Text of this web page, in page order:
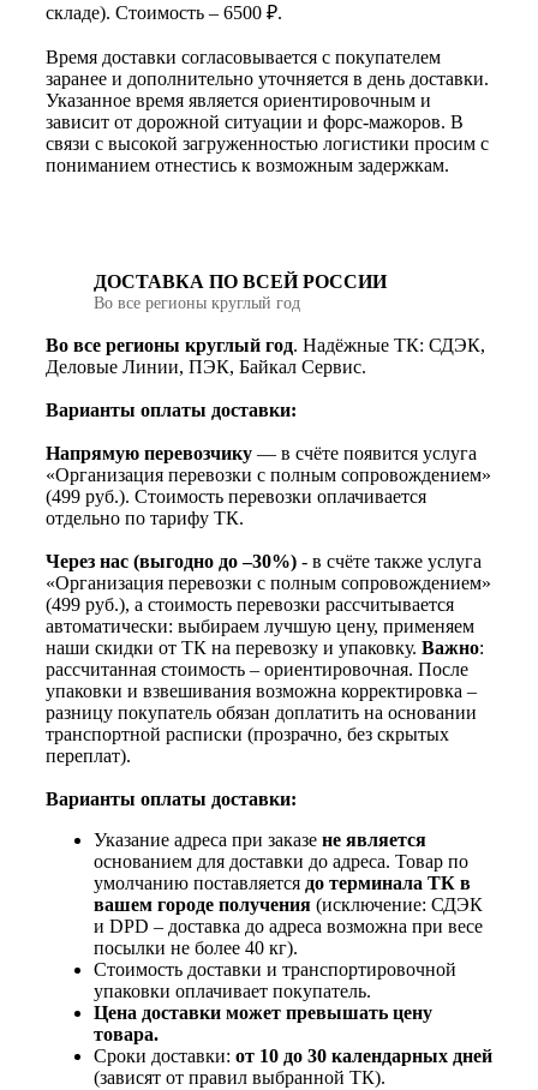
складе). Стоимость – 6500 ₽.
Время доставки согласовывается с покупателем
заранее и дополнительно уточняется в день доставки.
Указанное время является ориентировочным и
зависит от дорожной ситуации и форс-мажоров. В
связи с высокой загруженностью логистики просим с
пониманием отнестись к возможным задержкам.
ДОСТАВКА ПО ВСЕЙ РОССИИ
Во все регионы круглый год
Во все регионы круглый год. Надёжные ТК: СДЭК,
Деловые Линии, ПЭК, Байкал Сервис.
Варианты оплаты доставки:
Напрямую перевозчику — в счёте появится услуга
«Организация перевозки с полным сопровождением»
(499 руб.). Стоимость перевозки оплачивается
отдельно по тарифу ТК.
Через нас (выгодно до –30%) - в счёте также услуга
«Организация перевозки с полным сопровождением»
(499 руб.), а стоимость перевозки рассчитывается
автоматически: выбираем лучшую цену, применяем
наши скидки от ТК на перевозку и упаковку. Важно:
рассчитанная стоимость – ориентировочная. После
упаковки и взвешивания возможна корректировка –
разницу покупатель обязан доплатить на основании
транспортной расписки (прозрачно, без скрытых
переплат).
Варианты оплаты доставки:
Указание адреса при заказе не является
основанием для доставки до адреса. Товар по
умолчанию поставляется до терминала ТК в
вашем городе получения (исключение: СДЭК
и DPD – доставка до адреса возможна при весе
посылки не более 40 кг).
Стоимость доставки и транспортировочной
упаковки оплачивает покупатель.
Цена доставки может превышать цену
товара.
Сроки доставки: от 10 до 30 календарных дней
(зависят от правил выбранной ТК).